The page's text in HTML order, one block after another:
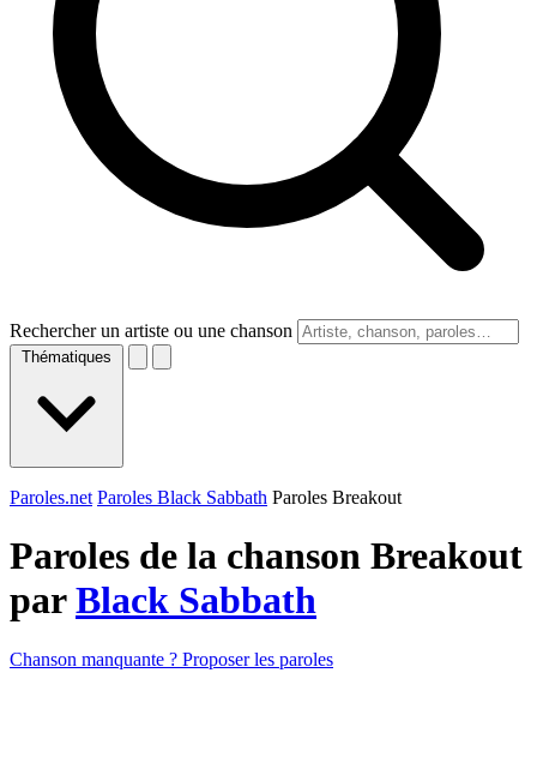
Rechercher un artiste ou une chanson
Thématiques
Paroles.net Paroles Black Sabbath Paroles Breakout
Paroles de la chanson Breakout
parBlack Sabbath
Chanson manquante ? Proposer les paroles